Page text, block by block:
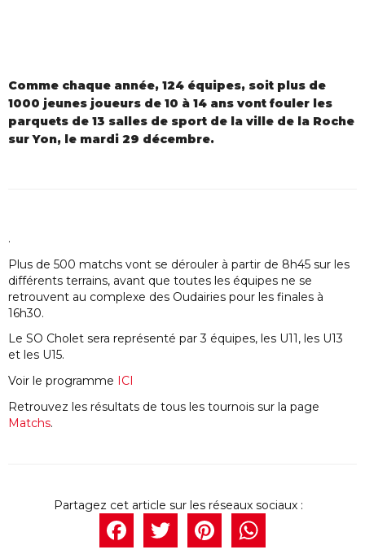
Comme chaque année, 124 équipes, soit plus de
1000 jeunes joueurs de 10 à 14 ans vont fouler les
parquets de 13 salles de sport de la ville de la Roche
sur Yon, le mardi 29 décembre.
.
Plus de 500 matchs vont se dérouler à partir de 8h45 sur les
différents terrains, avant que toutes les équipes ne se
retrouvent au complexe des Oudairies pour les finales à
16h30.
Le SO Cholet sera représenté par 3 équipes, les U11, les U13
et les U15.
Voir le programme ICI
Retrouvez les résultats de tous les tournois sur la page
Matchs.
Facebook
Twitter